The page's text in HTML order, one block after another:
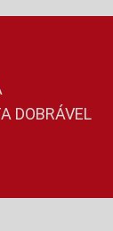
DOBRÁVEL